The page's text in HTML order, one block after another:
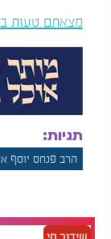
אייר: הרב
מצאתם טעות
תגיות:
הרב פנחס יוסף